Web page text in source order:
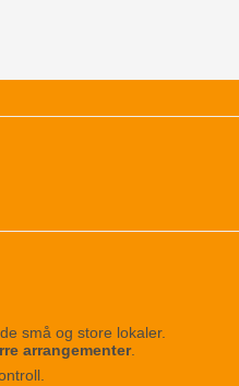
små og store lokaler.
arrangementer.